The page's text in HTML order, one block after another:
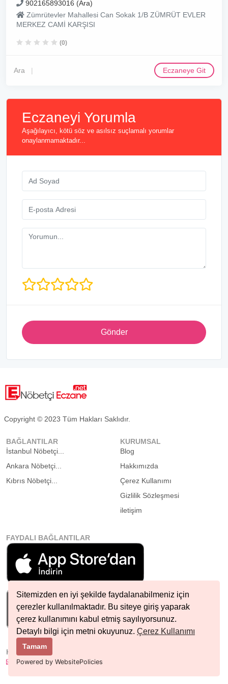
Sitemizden en iyi şekilde faydalanabilmeniz için
çerezler kullanılmaktadır. Bu siteye giriş yaparak
çerez kullanımını kabul etmiş sayılıyorsunuz.
Detaylı bilgi için metni okuyunuz. Çerez Kullanımı
Tamam
Powered by WebsitePolicies
902165893016 (Ara)
Zümrütevler Mahallesi Can Sokak 1/B ZÜMRÜT EVLER
MERKEZ CAMİ KARŞISI
(0)
Ara Eczaneye Git
Eczaneyi Yorumla
Aşağılayıcı, kötü söz ve asılsız suçlamalı yorumlar
onaylanmamaktadır...
Gönder
Copyright © 2023 Tüm Hakları Saklıdır.
BAĞLANTILAR
İstanbul Nöbetçi...
Ankara Nöbetçi...
Kıbrıs Nöbetçi...
KURUMSAL
Blog
Hakkımızda
Çerez Kullanımı
Gizlilik Sözleşmesi
iletişim
FAYDALI BAĞLANTILAR
HIZLI İLETIŞIM
info@nobetcieczane.net